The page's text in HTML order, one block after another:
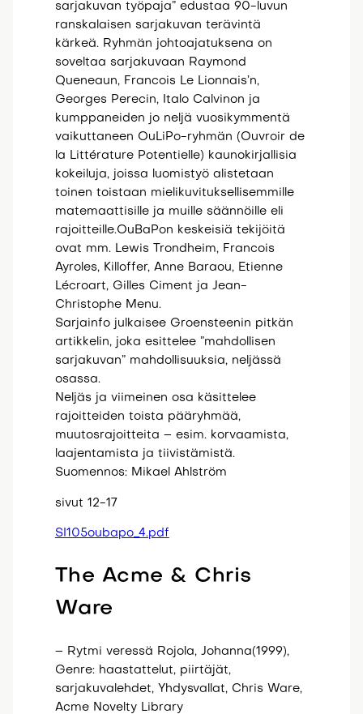
sarjakuvan työpaja” edustaa 90-luvun
ranskalaisen sarjakuvan terävintä
kärkeä. Ryhmän johtoajatuksena on
soveltaa sarjakuvaan Raymond
Queneaun, Francois Le Lionnais’n,
Georges Perecin, Italo Calvinon ja
kumppaneiden jo neljä vuosikymmentä
vaikuttaneen OuLiPo-ryhmän (Ouvroir de
la Littérature Potentielle) kaunokirjallisia
kokeiluja, joissa luomistyö alistetaan
toinen toistaan mielikuvituksellisemmille
matemaattisille ja muille säännöille eli
rajoitteille.OuBaPon keskeisiä tekijöitä
ovat mm. Lewis Trondheim, Francois
Ayroles, Killoffer, Anne Baraou, Etienne
Lécroart, Gilles Ciment ja Jean-
Christophe Menu.
Sarjainfo julkaisee Groensteenin pitkän
artikkelin, joka esittelee ”mahdollisen
sarjakuvan” mahdollisuuksia, neljässä
osassa.
Neljäs ja viimeinen osa käsittelee
rajoitteiden toista pääryhmää,
muutosrajoitteita – esim. korvaamista,
laajentamista ja tiivistämistä.
Suomennos: Mikael Ahlström
sivut 12-17
SI105oubapo_4.pdf
The Acme & Chris
Ware
– Rytmi veressä Rojola, Johanna(1999),
Genre: haastattelut, piirtäjät,
sarjakuvalehdet, Yhdysvallat, Chris Ware,
Acme Novelty Library